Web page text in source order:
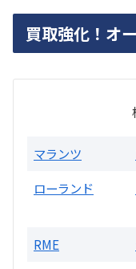
PMA-
買取価
買取強化！オ
マランツ
ローランド
RME